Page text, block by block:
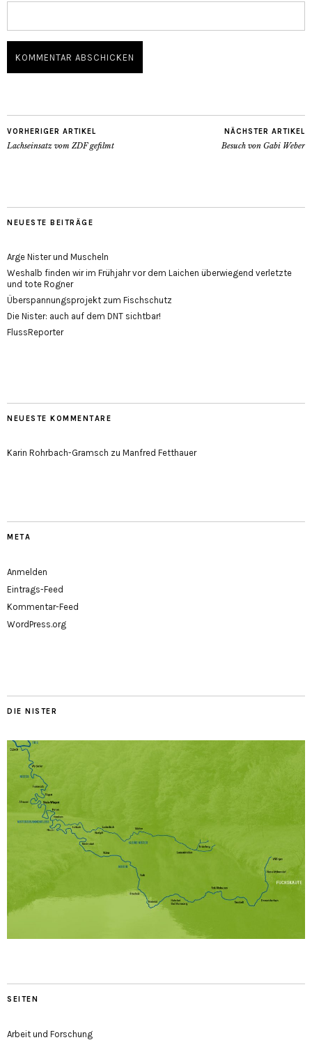
VORHERIGER ARTIKEL
Lachseinsatz vom ZDF gefilmt
NÄCHSTER ARTIKEL
Besuch von Gabi Weber
NEUESTE BEITRÄGE
Arge Nister und Muscheln
Weshalb finden wir im Frühjahr vor dem Laichen überwiegend verletzte
und tote Rogner
Überspannungsprojekt zum Fischschutz
Die Nister: auch auf dem DNT sichtbar!
FlussReporter
NEUESTE KOMMENTARE
Karin Rohrbach-Gramsch zu Manfred Fetthauer
META
Anmelden
Eintrags-Feed
Kommentar-Feed
WordPress.org
DIE NISTER
SEITEN
Arbeit und Forschung